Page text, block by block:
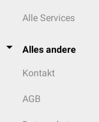
Alle Services
Alles andere
Kontakt
AGB